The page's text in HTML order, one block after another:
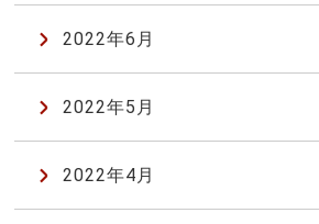
2022年6月
2022年5月
2022年4月